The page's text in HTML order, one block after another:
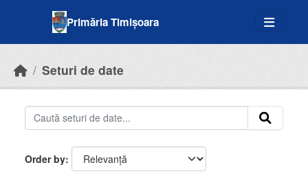
Primăria Timișoara
Seturi de date
Order by